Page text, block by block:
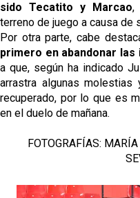
sido Tecatito y Marcao,
terreno de juego a causa
Por otra parte, cabe
primero en abandonar
a que, según ha indicado
arrastra algunas
recuperado, por lo que es
en el duelo de mañana.
FOTOGRAFÍAS: